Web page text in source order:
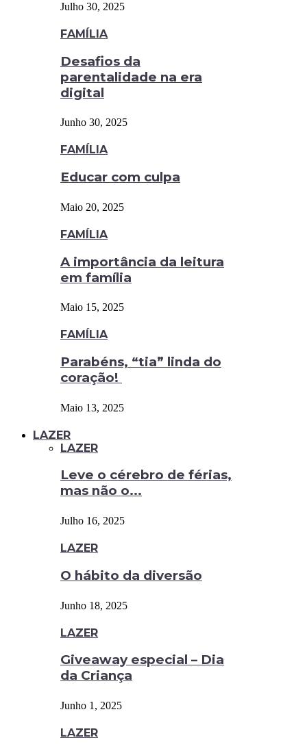
Julho 30, 2025
FAMÍLIA
Desafios da
parentalidade na era
digital
Junho 30, 2025
FAMÍLIA
Educar com culpa
Maio 20, 2025
FAMÍLIA
A importância da leitura
em família
Maio 15, 2025
FAMÍLIA
Parabéns, “tia” linda do
coração!
Maio 13, 2025
LAZER
LAZER
Leve o cérebro de férias,
mas não o...
Julho 16, 2025
LAZER
O hábito da diversão
Junho 18, 2025
LAZER
Giveaway especial – Dia
da Criança
Junho 1, 2025
LAZER